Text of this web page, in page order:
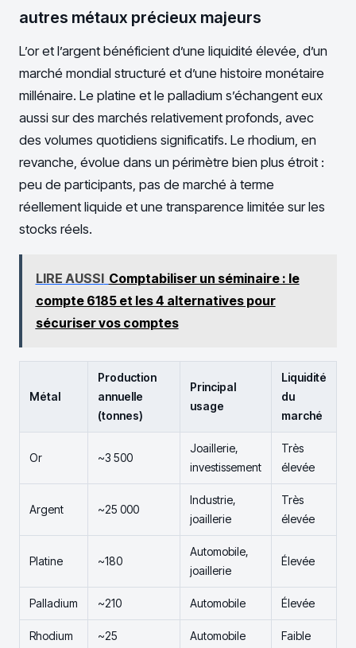
autres métaux précieux majeurs
L’or et l’argent bénéficient d’une liquidité élevée, d’un
marché mondial structuré et d’une histoire monétaire
millénaire. Le platine et le palladium s’échangent eux
aussi sur des marchés relativement profonds, avec
des volumes quotidiens significatifs. Le rhodium, en
revanche, évolue dans un périmètre bien plus étroit :
peu de participants, pas de marché à terme
réellement liquide et une transparence limitée sur les
stocks réels.
LIRE AUSSI Comptabiliser un séminaire : le
compte 6185 et les 4 alternatives pour
sécuriser vos comptes
Métal
Production
annuelle
(tonnes)
Principal
usage
Liquidité
du
marché
Or ~3 500
Joaillerie,
investissement
Très
élevée
Argent ~25 000
Industrie,
joaillerie
Très
élevée
Platine ~180
Automobile,
joaillerie
Élevée
Palladium ~210 Automobile Élevée
Rhodium ~25 Automobile Faible